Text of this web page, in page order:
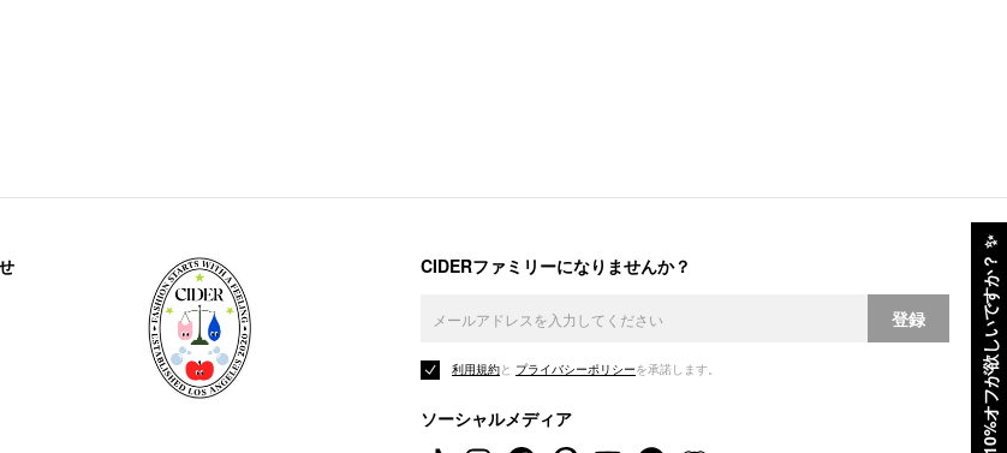
10%オフが欲しいですか？
✨
CIDERファミリーになりませんか？
登録
利用規約と プライバシーポリシーを承諾します。
ソーシャルメディア